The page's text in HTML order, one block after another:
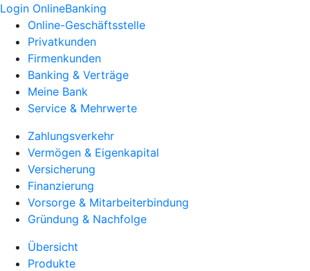
Login OnlineBanking
Online-Geschäftsstelle
Privatkunden
Firmenkunden
Banking & Verträge
Meine Bank
Service & Mehrwerte
Zahlungsverkehr
Vermögen & Eigenkapital
Versicherung
Finanzierung
Vorsorge & Mitarbeiterbindung
Gründung & Nachfolge
Übersicht
Produkte